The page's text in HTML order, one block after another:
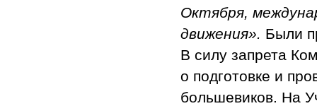
Октября,
движения». Были
В силу запрета
о подготовке и
большевиков. На